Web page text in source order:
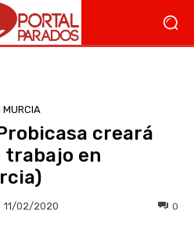
creará
trabajo en
11/02/2020 0